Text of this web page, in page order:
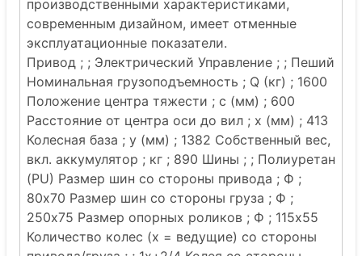
производственными характеристиками,
современным дизайном, имеет отменные
эксплуатационные показатели.
Привод ; ; Электрический Управление ; ; Пеший
Номинальная грузоподъемность ; Q (кг) ; 1600
Положение центра тяжести ; c (мм) ; 600
Расстояние от центра оси до вил ; x (мм) ; 413
Колесная база ; y (мм) ; 1382 Собственный вес,
вкл. аккумулятор ; кг ; 890 Шины ; ; Полиуретан
(PU) Размер шин со стороны привода ; Ф ;
80x70 Размер шин со стороны груза ; Ф ;
250x75 Размер опорных роликов ; Ф ; 115x55
Количество колес (х = ведущие) со стороны